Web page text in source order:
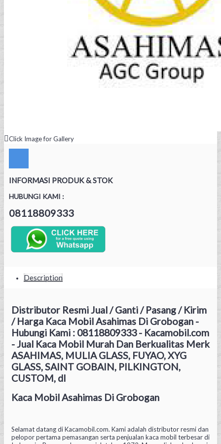
Click Image for Gallery
INFORMASI PRODUK & STOK
HUBUNGI KAMI :
08118809333
Description
Distributor Resmi Jual / Ganti / Pasang / Kirim
/ Harga Kaca Mobil Asahimas Di Grobogan -
Hubungi Kami : 08118809333 - Kacamobil.com
- Jual Kaca Mobil Murah Dan Berkualitas Merk
ASAHIMAS, MULIA GLASS, FUYAO, XYG
GLASS, SAINT GOBAIN, PILKINGTON,
CUSTOM, dl
Kaca Mobil Asahimas Di Grobogan
Selamat datang di Kacamobil.com. Kami adalah distributor resmi dan
pelopor pertama pemasangan serta penjualan kaca mobil terbesar di